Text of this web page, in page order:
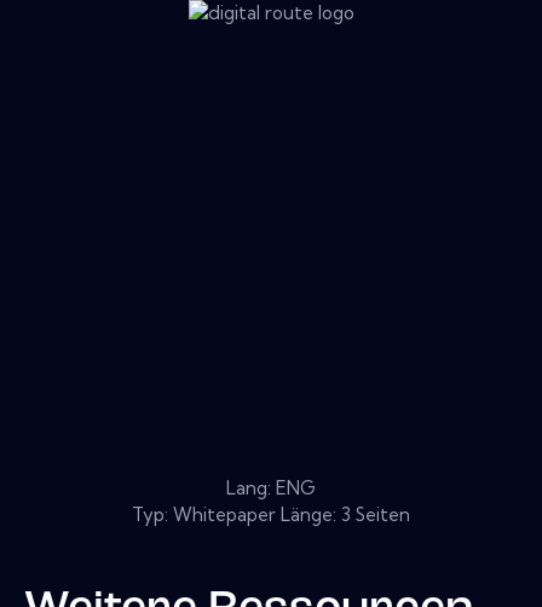
Lang: ENG
Typ: Whitepaper Länge: 3 Seiten